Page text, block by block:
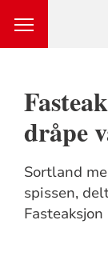
dråpe
Sortland
spissen,